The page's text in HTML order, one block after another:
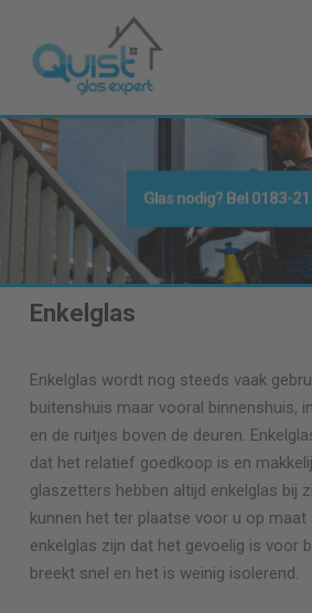
main
Glas nodig? Bel 0183-
Enkelglas
Enkelglas wordt nog steeds vaak
buitenshuis maar vooral binnenshuis,
en de ruitjes boven de deuren.
dat het relatief goedkoop is en
glaszetters hebben altijd enkelglas bij
kunnen het ter plaatse voor u op maat
enkelglas zijn dat het gevoelig is voor
breekt snel en het is weinig isolerend.